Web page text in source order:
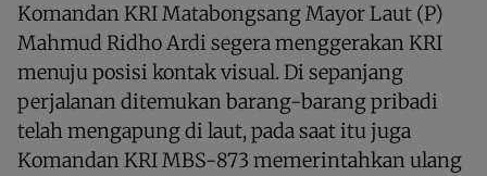
Komandan KRI Matabongsang Mayor Laut (P)
Mahmud Ridho Ardi segera menggerakan KRI
menuju posisi kontak visual. Di sepanjang
perjalanan ditemukan barang-barang pribadi
telah mengapung di laut, pada saat itu juga
Komandan KRI MBS-873 memerintahkan ulang